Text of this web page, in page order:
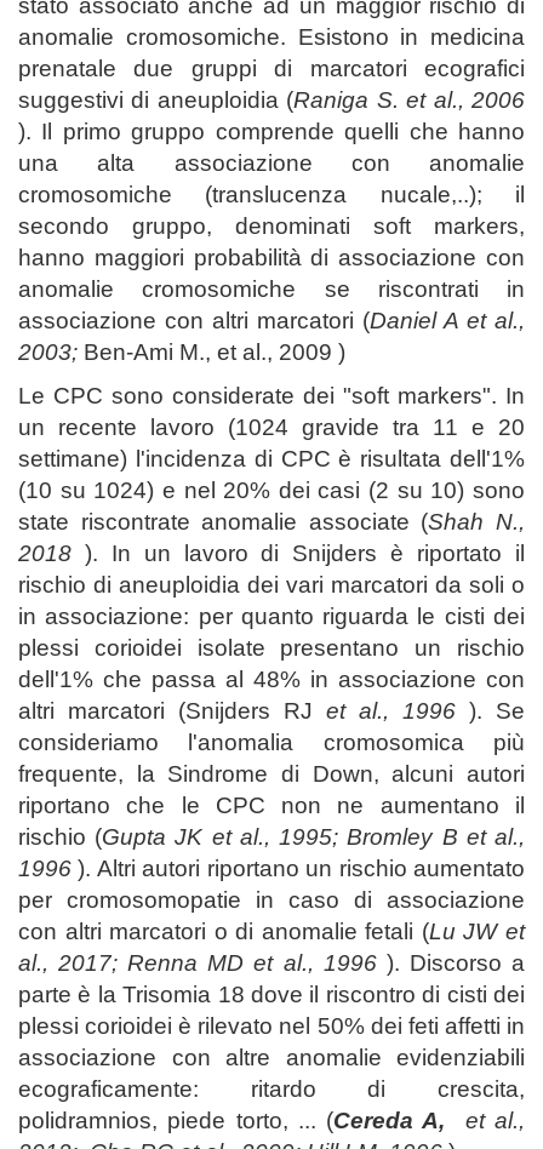
stato associato anche ad un maggior rischio di
anomalie cromosomiche. Esistono in medicina
prenatale due gruppi di marcatori ecografici
suggestivi di aneuploidia (Raniga S. et al., 2006
). Il primo gruppo comprende quelli che hanno
una alta associazione con anomalie
cromosomiche (translucenza nucale,..); il
secondo gruppo, denominati soft markers,
hanno maggiori probabilità di associazione con
anomalie cromosomiche se riscontrati in
associazione con altri marcatori (Daniel A et al.,
2003; Ben-Ami M., et al., 2009 )
Le CPC sono considerate dei "soft markers". In
un recente lavoro (1024 gravide tra 11 e 20
settimane) l'incidenza di CPC è risultata dell'1%
(10 su 1024) e nel 20% dei casi (2 su 10) sono
state riscontrate anomalie associate (Shah N.,
2018 ). In un lavoro di Snijders è riportato il
rischio di aneuploidia dei vari marcatori da soli o
in associazione: per quanto riguarda le cisti dei
plessi corioidei isolate presentano un rischio
dell'1% che passa al 48% in associazione con
altri marcatori (Snijders RJ et al., 1996 ). Se
consideriamo l'anomalia cromosomica più
frequente, la Sindrome di Down, alcuni autori
riportano che le CPC non ne aumentano il
rischio (Gupta JK et al., 1995; Bromley B et al.,
1996). Altri autori riportano un rischio aumentato
per cromosomopatie in caso di associazione
con altri marcatori o di anomalie fetali (Lu JW et
al., 2017; Renna MD et al., 1996 ). Discorso a
parte è la Trisomia 18 dove il riscontro di cisti dei
plessi corioidei è rilevato nel 50% dei feti affetti in
associazione con altre anomalie evidenziabili
ecograficamente: ritardo di crescita,
polidramnios, piede torto, ... (Cereda A,
et al.,